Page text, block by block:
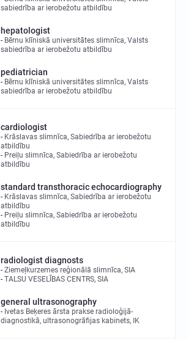
sabiedrība ar ierobežotu atbildību
hepatologist
Bērnu klīniskā universitātes slimnīca, Valsts
sabiedrība ar ierobežotu atbildību
pediatrician
Bērnu klīniskā universitātes slimnīca, Valsts
sabiedrība ar ierobežotu atbildību
cardiologist
Krāslavas slimnīca, Sabiedrība ar ierobežotu
atbildību
Preiļu slimnīca, Sabiedrība ar ierobežotu
atbildību
standard transthoracic echocardiography
Krāslavas slimnīca, Sabiedrība ar ierobežotu
atbildību
Preiļu slimnīca, Sabiedrība ar ierobežotu
atbildību
radiologist diagnosts
Ziemeļkurzemes reģionālā slimnīca, SIA
TALSU VESELĪBAS CENTRS, SIA
general ultrasonography
Ivetas Beķeres ārsta prakse radioloģijā-
diagnostikā, ultrasonogrāfijas kabinets, IK